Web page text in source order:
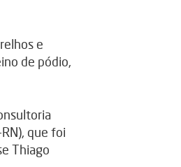
e
de pódio,
que foi
Thiago